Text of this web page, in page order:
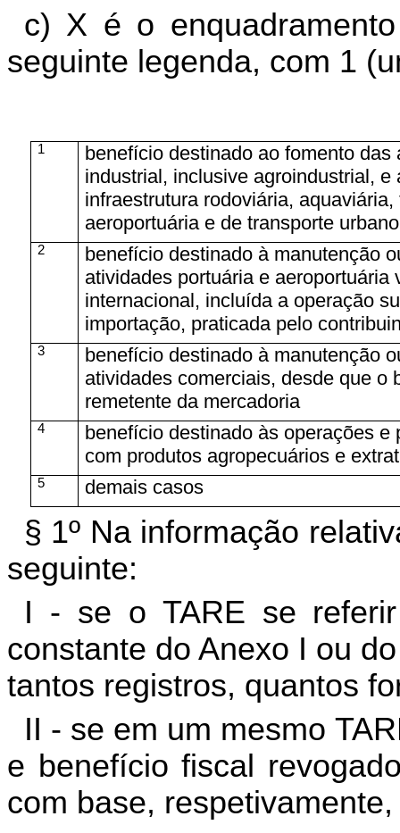
c) X é o
seguinte legenda, com 1
1
benefício destinado ao fomento
industrial, inclusive agroindustrial, e
infraestrutura rodoviária,
aeroportuária e de transporte urbano
2
benefício destinado à manutenção
atividades portuária e aeroportuária
internacional, incluída a operação
importação, praticada pelo
3
benefício destinado à manutenção
atividades comerciais, desde que o
remetente da mercadoria
4
benefício destinado às operações e
com produtos agropecuários e
5 demais casos
§ 1º Na informação
seguinte:
I - se o TARE se
constante do Anexo I ou
tantos registros, quantos
II - se em um mesmo
e benefício fiscal
com base,